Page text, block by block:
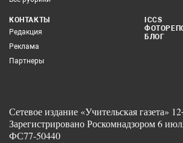
КОНТАКТЫ
Редакция
Реклама
Партнеры
ICCS
БЛОГ
Сетевое издание «Учительская газета»
Зарегистрировано Роскомнадзором 6
ФС77-50440